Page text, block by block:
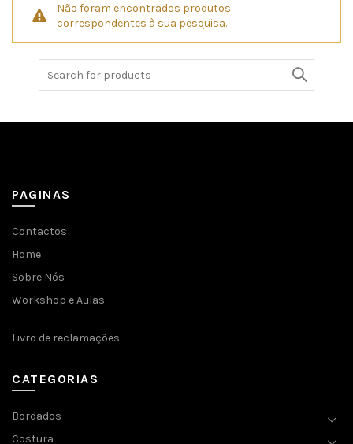
Não foram encontrados produtos
correspondentes à sua pesquisa.
PAGINAS
Contactos
Home
Sobre Nós
Workshop e Aulas
Livro de reclamações
CATEGORIAS
Bordados
Costura